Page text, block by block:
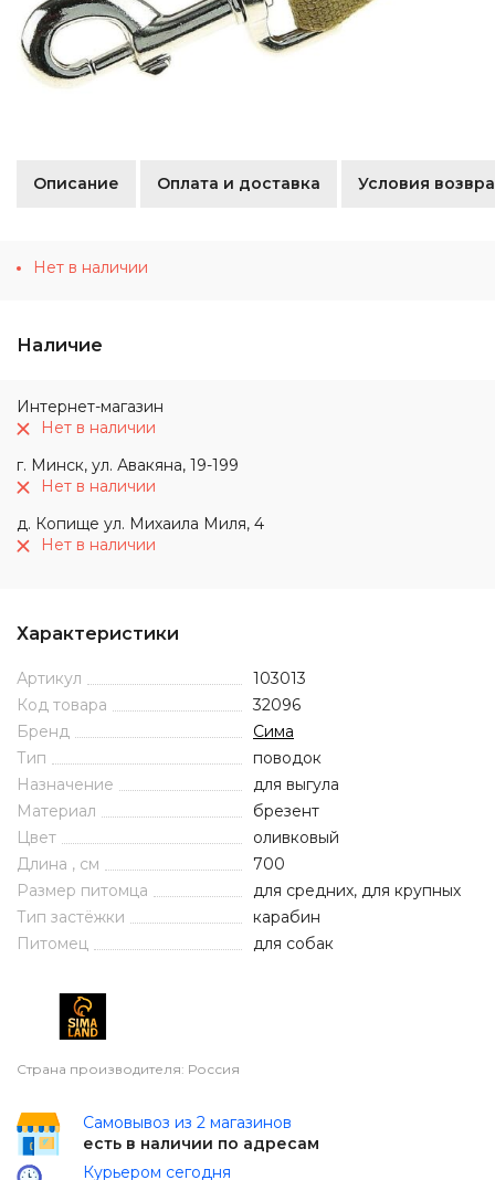
Описание Оплата и доставка Условия
Нет в наличии
Наличие
Интернет-магазин
Нет в наличии
г. Минск, ул. Авакяна, 19-199
Нет в наличии
д. Копище ул. Михаила Миля, 4
Нет в наличии
Характеристики
Артикул
103013
Код товара
32096
Бренд
Сима
Тип
поводок
Назначение
для выгула
Материал
брезент
Цвет
оливковый
Длина , см
700
Размер питомца
для средних, для крупных
Тип застёжки
карабин
Питомец
для собак
Страна производителя: Россия
Самовывоз из 2 магазинов
есть в наличии по адресам
Курьером сегодня